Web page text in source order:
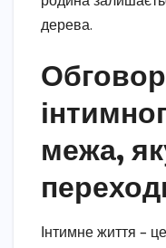
дерева.
межа,
Інтимне життя –